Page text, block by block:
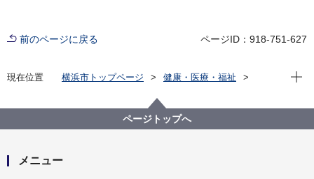
前のページに戻る ページID：918-751-627
現在位置 横浜市トップページ
健康・医療・福祉
障害者差別解消法への対応
精神障害
（障害者差別事例52）精神障害 その他
現在
ページトップへ
メニュー